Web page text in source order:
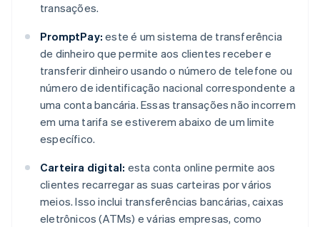
transações.
PromptPay: este é um sistema de transferência
de dinheiro que permite aos clientes receber e
transferir dinheiro usando o número de telefone ou
número de identificação nacional correspondente a
uma conta bancária. Essas transações não incorrem
em uma tarifa se estiverem abaixo de um limite
específico.
Carteira digital: esta conta online permite aos
clientes recarregar as suas carteiras por vários
meios. Isso inclui transferências bancárias, caixas
eletrônicos (ATMs) e várias empresas, como